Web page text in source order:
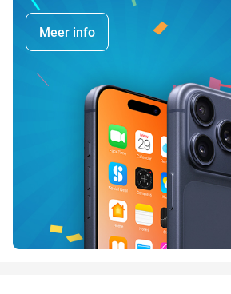
Meer info